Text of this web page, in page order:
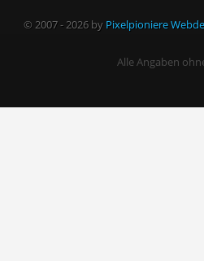
© 2007 - 2026 by Pixelpioniere
Alle Angaben